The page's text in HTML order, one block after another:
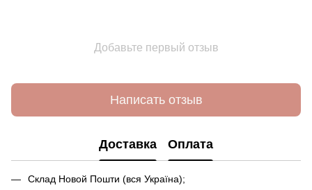
Добавьте первый отзыв
Написать отзыв
Доставка Оплата
Склад Новой Пошти (вся Україна);